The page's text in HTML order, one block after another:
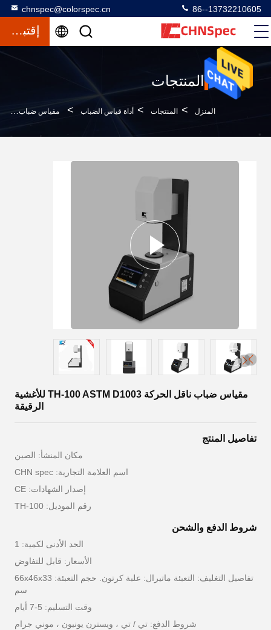
chnspec@colorspec.cn 86--13732210605
إقتباس
المنتجات
المنزل > المنتجات > أداة قياس الضباب > مقياس ضباب ناقل الحركة TH-100 ASTM D1003 للأغشية الرقيقة
مقياس ضباب ناقل الحركة TH-100 ASTM D1003 للأغشية
الرقيقة
تفاصيل المنتج
مكان المنشأ: الصين
اسم العلامة التجارية: CHN spec
إصدار الشهادات: CE
رقم الموديل: TH-100
شروط الدفع والشحن
الحد الأدنى لكمية: 1
الأسعار: قابل للتفاوض
تفاصيل التغليف: التعبئة ماتيرال: علبة كرتون. حجم التعبئة: 66x46x33
سم
وقت التسليم: 5-7 أيام
شروط الدفع: تي / تي ، ويسترن يونيون ، موني جرام